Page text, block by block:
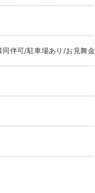
伴可/駐車場あり/お見舞金